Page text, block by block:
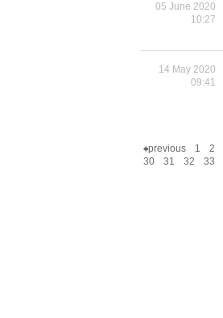
05 June 2020
10:27
14 May 2020
09:41
previous 1 2
30
31 32 33